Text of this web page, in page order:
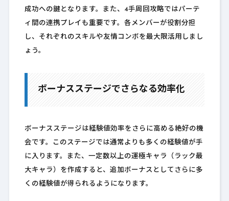
成功への鍵となります。また、4手周回攻略ではパーテ
ィ間の連携プレイも重要です。各メンバーが役割分担
し、それぞれのスキルや友情コンボを最大限活用しまし
ょう。
ボーナスステージでさらなる効率化
ボーナスステージは経験値効率をさらに高める絶好の機
会です。このステージでは通常よりも多くの経験値が手
に入ります。また、一定数以上の運極キャラ（ラック最
大キャラ）を作成すると、追加ボーナスとしてさらに多
くの経験値が得られるようになります。